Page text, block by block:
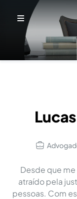
Desde que
atraído pela
pessoas. Com